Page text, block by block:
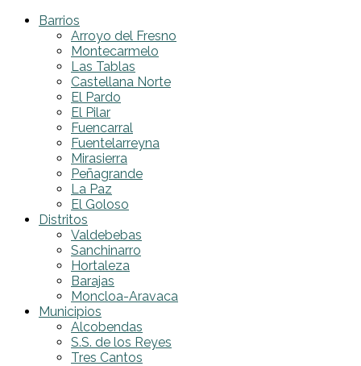
Barrios
Arroyo del Fresno
Montecarmelo
Las Tablas
Castellana Norte
El Pardo
El Pilar
Fuencarral
Fuentelarreyna
Mirasierra
Peñagrande
La Paz
El Goloso
Distritos
Valdebebas
Sanchinarro
Hortaleza
Barajas
Moncloa-Aravaca
Municipios
Alcobendas
S.S. de los Reyes
Tres Cantos